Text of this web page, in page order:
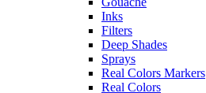
Inks
Filters
Deep Shades
Sprays
Real Colors Markers
Real Colors